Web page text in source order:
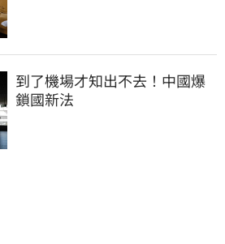
到了機場才知出不去！中國爆
鎖國新法